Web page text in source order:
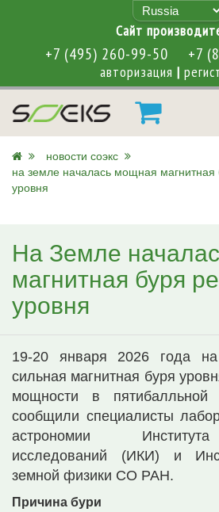
Cайт
+7 (495) 260-99-50 +7
авторизация |
новости соэкс
на земле началась мощная магнитная
уровня
На Земле
магнитная буря
уровня
19-20 января 2026 года
сильная магнитная буря
мощности в
сообщили специалисты
астрономии
исследований (ИКИ) и
земной физики СО РАН.
Причина бури